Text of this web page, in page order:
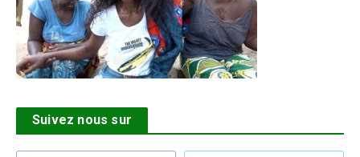
Suivez nous sur